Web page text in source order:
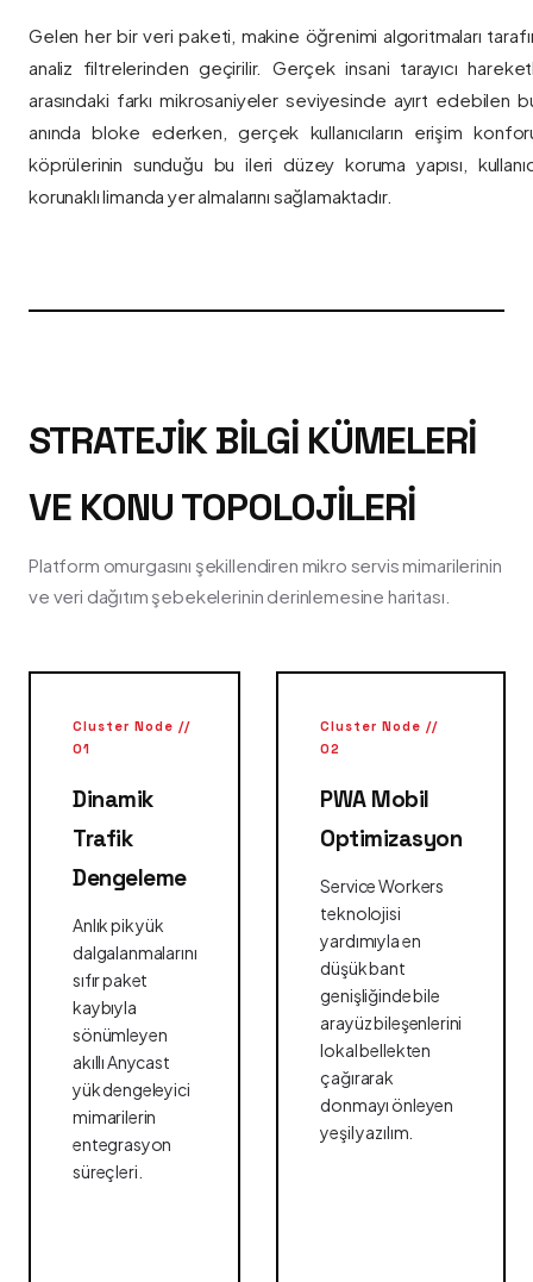
Gelen her bir veri paketi, makine öğrenimi algoritmaları
analiz filtrelerinden geçirilir. Gerçek insani tarayıcı
arasındaki farkı mikrosaniyeler seviyesinde ayırt edebilen
anında bloke ederken, gerçek kullanıcıların erişim
köprülerinin sunduğu bu ileri düzey koruma yapısı,
korunaklı limanda yer almalarını sağlamaktadır.
STRATEJIK BILGI KÜMELERI
VE KONU TOPOLOJILERI
Platform omurgasını şekillendiren mikro servis mimarilerinin
ve veri dağıtım şebekelerinin derinlemesine haritası.
Cluster Node //
01
Dinamik
Trafik
Dengeleme
Anlık pik yük
dalgalanmalarını
sıfır paket
kaybıyla
sönümleyen
akıllı Anycast
yük dengeleyici
mimarilerin
entegrasyon
süreçleri.
Cluster Node //
02
PWA Mobil
Optimizasyon
Service Workers
teknolojisi
yardımıyla en
düşük bant
genişliğinde bile
arayüz bileşenlerini
lokal bellekten
çağırarak
donmayı önleyen
yeşil yazılım.